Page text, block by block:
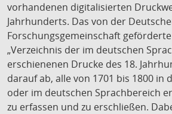
vorhandenen digitalisierten
Jahrhunderts. Das von der
Forschungsgemeinschaft
„Verzeichnis der im deutschen
erschienenen Drucke des 18.
darauf ab, alle von 1701 bis 1800 in
oder im deutschen Sprachbereich
zu erfassen und zu erschließen.